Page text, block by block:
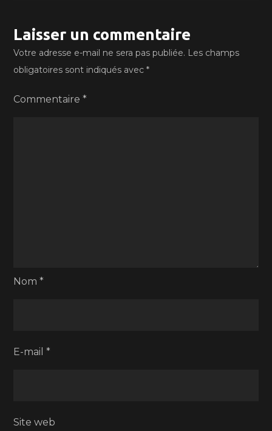
Laisser un commentaire
Votre adresse e-mail ne sera pas publiée. Les champs
obligatoires sont indiqués avec*
Commentaire*
Nom*
E-mail*
Site web